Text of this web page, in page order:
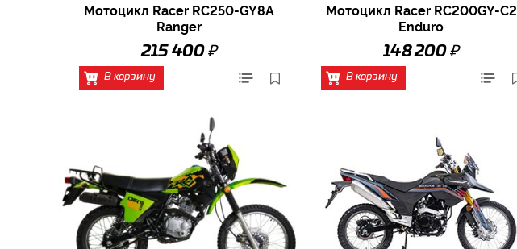
Мотоцикл Racer RC250-GY8A
Ranger
215 400 ₽
В корзину
Мотоцикл Racer RC200GY-C2
Enduro
148 200 ₽
В корзину